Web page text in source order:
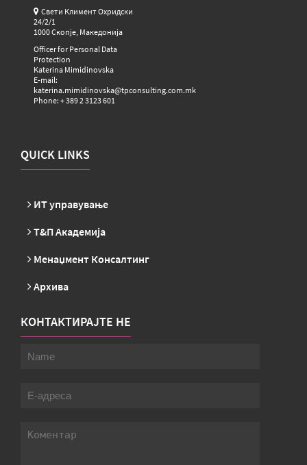
Свети Климент Охридски
24/2/1
1000 Скопје, Македонија
Officer for Personal Data
Protection
Katerina Mimidinovska
E-mail:
katerina.mimidinovska@tpconsulting.com.mk
Phone: + 389 2 3123 601
QUICK LINKS
ИТ управување
Т&П Академија
Менаџмент Консалтинг
Архива
КОНТАКТИРАЈТЕ НЕ